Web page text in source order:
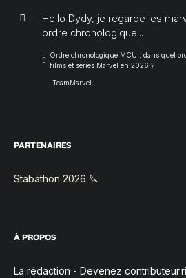
Hello Dydy, je regarde les
ordre chronologique...
Ordre chronologique MCU : dans quel
films et séries Marvel en 2026 ?
TeamMarvel
PARTENAIRES
Stabathon 2026 🔪
À PROPOS
La rédaction - Devenez